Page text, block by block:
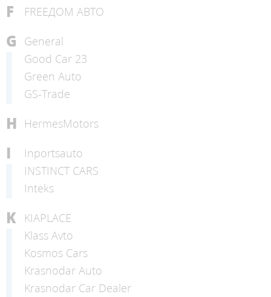
F FREEДОМ АВТО
G
General
Good Car 23
Green Auto
GS-Trade
H HermesMotors
I
Inportsauto
INSTINCT CARS
Inteks
K
KIAPLACE
Klass Avto
Kosmos Cars
Krasnodar Auto
Krasnodar Car Dealer